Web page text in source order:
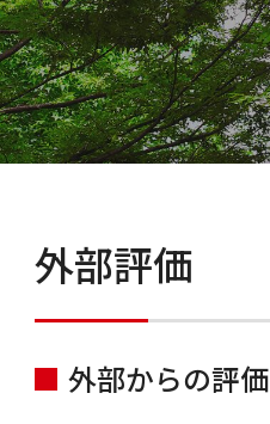
外部評価
外部からの評価